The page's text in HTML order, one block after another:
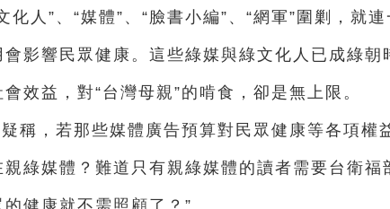
化人”、“媒體”、“臉書小編”、“網軍”圍剿，就
會影響民眾健康。這些綠媒與綠文化人已成綠朝
效益，對“台灣母親”的啃食，卻是無上限。
稱，若那些媒體廣告預算對民眾健康等各項權
親綠媒體？難道只有親綠媒體的讀者需要台衛福
的健康就不需照顧了？”